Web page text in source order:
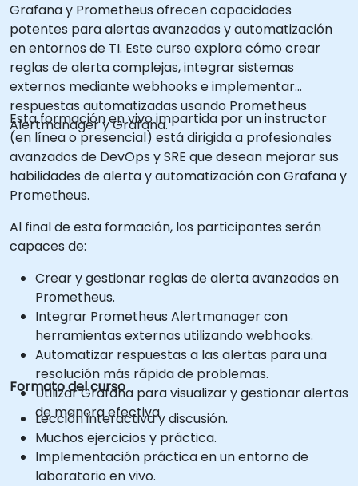
Grafana y Prometheus ofrecen capacidades
potentes para alertas avanzadas y automatización
en entornos de TI. Este curso explora cómo crear
reglas de alerta complejas, integrar sistemas
externos mediante webhooks e implementar
respuestas automatizadas usando Prometheus
Alertmanager y Grafana.
Esta formación en vivo impartida por un instructor
(en línea o presencial) está dirigida a profesionales
avanzados de DevOps y SRE que desean mejorar sus
habilidades de alerta y automatización con Grafana y
Prometheus.
Al final de esta formación, los participantes serán
capaces de:
Crear y gestionar reglas de alerta avanzadas en
Prometheus.
Integrar Prometheus Alertmanager con
herramientas externas utilizando webhooks.
Automatizar respuestas a las alertas para una
resolución más rápida de problemas.
Utilizar Grafana para visualizar y gestionar alertas
de manera efectiva.
Formato del curso
Lección interactiva y discusión.
Muchos ejercicios y práctica.
Implementación práctica en un entorno de
laboratorio en vivo.